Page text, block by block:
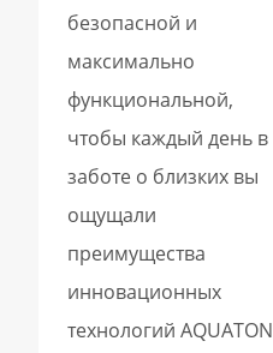
безопасной и
максимально
функциональной,
чтобы каждый день в
заботе о близких вы
ощущали
преимущества
инновационных
технологий AQUATON